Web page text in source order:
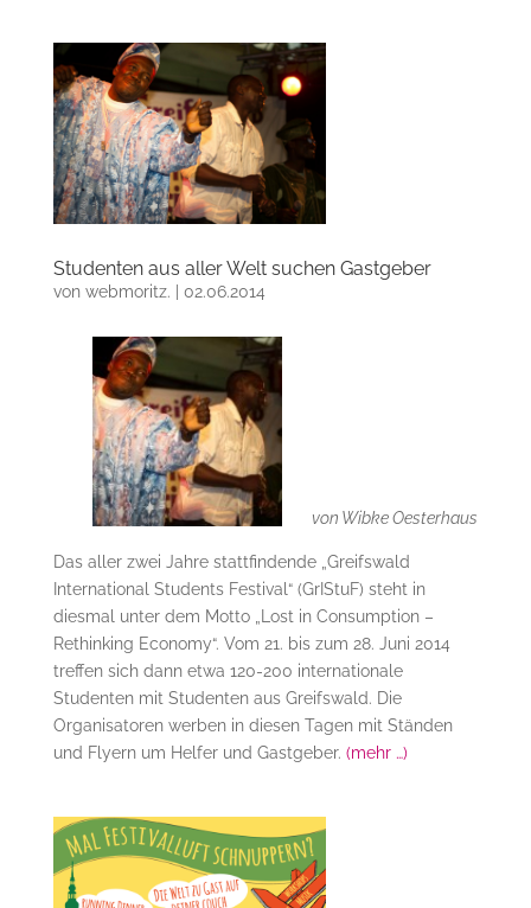
Studenten aus aller Welt suchen Gastgeber
von webmoritz. 02.06.2014
von Wibke Oesterhaus
Das aller zwei Jahre stattfindende „Greifswald
International Students Festival“ (GrIStuF) steht in
diesmal unter dem Motto „Lost in Consumption –
Rethinking Economy“. Vom 21. bis zum 28. Juni 2014
treffen sich dann etwa 120-200 internationale
Studenten mit Studenten aus Greifswald. Die
Organisatoren werben in diesen Tagen mit Ständen
und Flyern um Helfer und Gastgeber. (mehr …)